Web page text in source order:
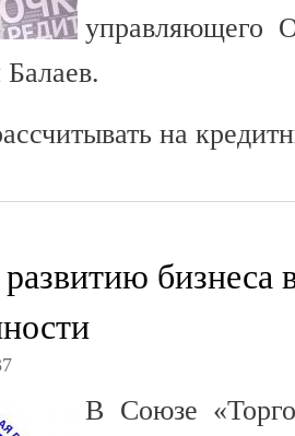
управляющего
на
бизнеса
В Союзе